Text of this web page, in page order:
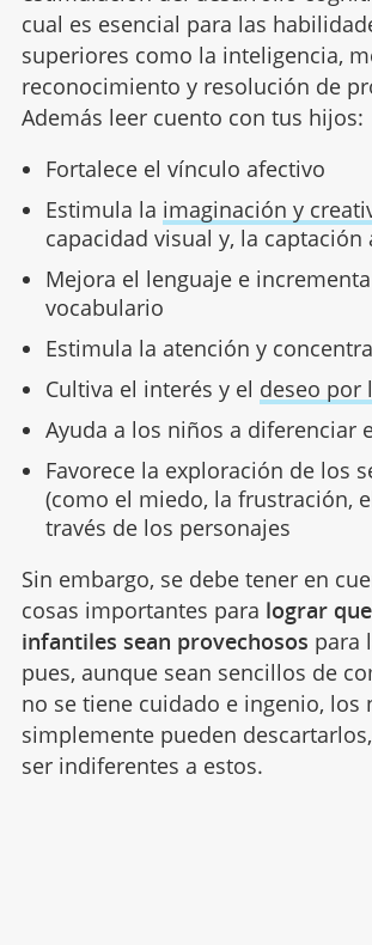
cual es esencial para las
superiores como la inteligencia,
reconocimiento y resolución de
Además leer cuento con tus hijos:
Fortalece el vínculo afectivo
Estimula la imaginación y
capacidad visual y, la captación
Mejora el lenguaje e
vocabulario
Estimula la atención y
Cultiva el interés y el deseo por
Ayuda a los niños a diferenciar
Favorece la exploración de los
(como el miedo, la frustración,
través de los personajes
Sin embargo, se debe tener en
cosas importantes para lograr
infantiles sean provechosos para
pues, aunque sean sencillos de
no se tiene cuidado e ingenio, los
simplemente pueden
ser indiferentes a estos.